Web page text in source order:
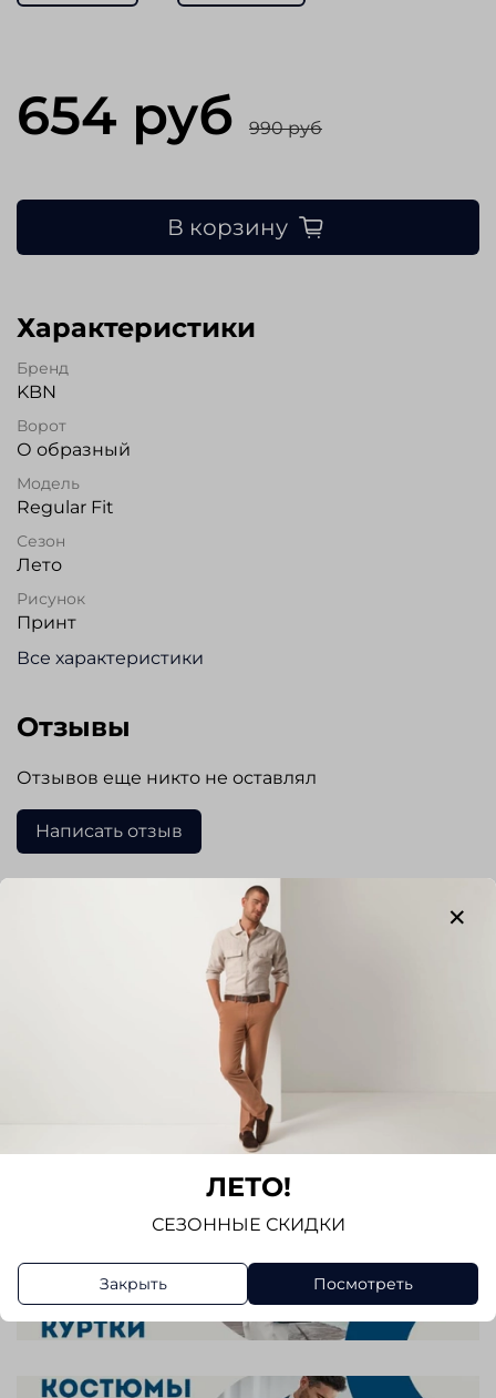
654 руб 990 руб
В корзину
Характеристики
Бренд
KBN
Ворот
О образный
Модель
Regular Fit
Сезон
Лето
Рисунок
Принт
Все характеристики
Отзывы
Отзывов еще никто не оставлял
Написать отзыв
ЛЕТО!
СЕЗОННЫЕ СКИДКИ
Закрыть Посмотреть